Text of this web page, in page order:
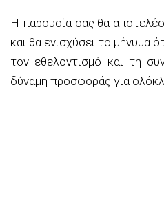
Η παρουσία σας θα
και θα ενισχύσει το μήνυμα
τον εθελοντισμό και τη
δύναμη προσφοράς για